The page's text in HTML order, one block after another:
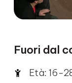
Fuori dal
Età: 16-